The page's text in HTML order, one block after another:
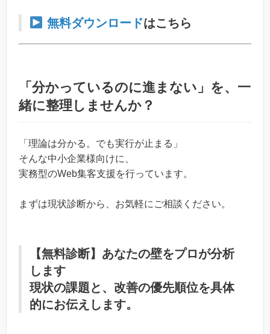
無料ダウンロードはこちら
「分かっているのに進まない」を、一
緒に整理しませんか？
「理論は分かる。でも実行が止まる」
そんな中小企業様向けに、
実務型のWeb集客支援を行っています。
まずは現状診断から、お気軽にご相談ください。
【無料診断】あなたの壁をプロが分析
します
現状の課題と、改善の優先順位を具体
的にお伝えします。